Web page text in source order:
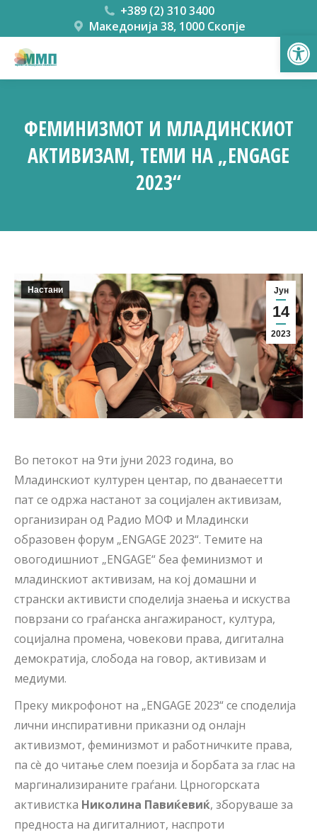
+389 (2) 310 3400
Македонија 38, 1000 Скопје
ФЕМИНИЗМОТ И МЛАДИНСКИОТ
АКТИВИЗАМ, ТЕМИ НА „ENGAGE
2023“
Јун
14
2023
Настани
Во петокот на 9ти јуни 2023 година, во
Младинскиот културен центар, по дванаесетти
пат се одржа настанот за социјален активизам,
организиран од Радио МОФ и Младински
образовен форум „ENGAGE 2023“. Темите на
овогодишниот „ENGAGE“ беа феминизмот и
младинскиот активизам, на кој домашни и
странски активисти споделија знаења и искуства
поврзани со граѓанска ангажираност, култура,
социјална промена, човекови права, дигитална
демократија, слобода на говор, активизам и
медиуми.
Преку микрофонот на „ENGAGE 2023“ се споделија
лични инспиративни приказни од онлајн
активизмот, феминизмот и работничките права,
па сè до читање слем поезија и борбата за глас на
маргинализираните граѓани. Црногорската
активистка Николина Павиќевиќ, зборуваше за
предноста на дигиталниот, наспроти